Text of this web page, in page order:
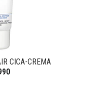
CICA-CREMA